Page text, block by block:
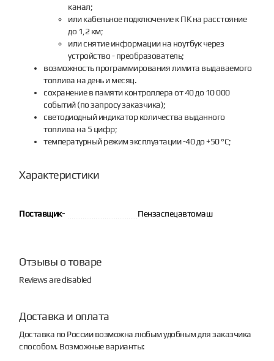
канал;
или кабельное подключение к ПК на расстояние
до 1,2 км;
или снятие информации на ноутбук через
устройство - преобразователь;
возможность программирования лимита выдаваемого
топлива на день и месяц.
сохранение в памяти контроллера от 40 до 10 000
событий (по запросу заказчика);
светодиодный индикатор количества выданного
топлива на 5 цифр;
температурный режим эксплуатации -40 до +50 °C;
Характеристики
Поставщик- Пензаспецавтомаш
Отзывы о товаре
Reviews are disabled
Доставка и оплата
Доставка по России возможна любым удобным для заказчика
способом. Возможные варианты: